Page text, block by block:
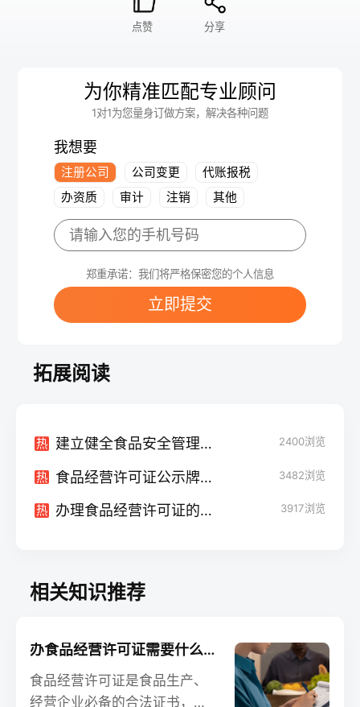
点赞 分享
为你精准匹配专业顾问
1对1为您量身订做方案，解决各种问题
我想要
注册公司 公司变更
代账报税
办资质
审计 注销 其他
郑重承诺：我们将严格保密您的个人信息
立即提交
拓展阅读
热 建立健全食品安全管理制度助力办理食品经营许可证 2400浏览
热 食品经营许可证公示牌：重要标识助力合规经营 3482浏览
热 办理食品经营许可证的电话：联系监管部门获取准确信息 3917浏览
相关知识推荐
办食品经营许可证需要什么材料及办理流程
食品经营许可证是食品生产、
经营企业必备的合法证书，旨